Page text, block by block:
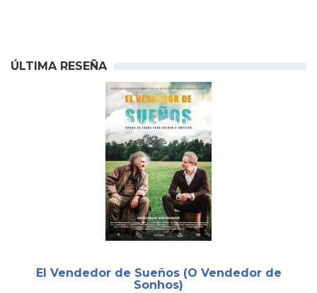
ÚLTIMA RESEÑA
El Vendedor de Sueños (O Vendedor de
Sonhos)